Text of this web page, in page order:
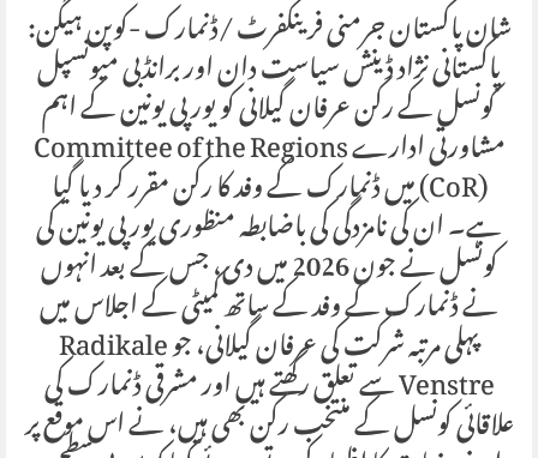
شان پاکستان جرمنی فرینکفرٹ /ڈنمارک -کوپن ہیگن:
پاکستانی نژاد ڈینش سیاست دان اور برانڈبی میونسپل
کونسل کے رکن عرفان گیلانی کو یورپی یونین کے اہم
مشاورتی ادارے Committee of the Regions
(CoR) میں ڈنمارک کے وفد کا رکن مقرر کر دیا گیا
ہے۔ ان کی نامزدگی کی باضابطہ منظوری یورپی یونین کی
کونسل نے جون 2026 میں دی، جس کے بعد انہوں
نے ڈنمارک کے وفد کے ساتھ کمیٹی کے اجلاس میں
پہلی مرتبہ شرکت کی عرفان گیلانی، جو Radikale
Venstre سے تعلق رکھتے ہیں اور مشرقی ڈنمارک کی
علاقائی کونسل کے منتخب رکن بھی ہیں، نے اس موقع پر